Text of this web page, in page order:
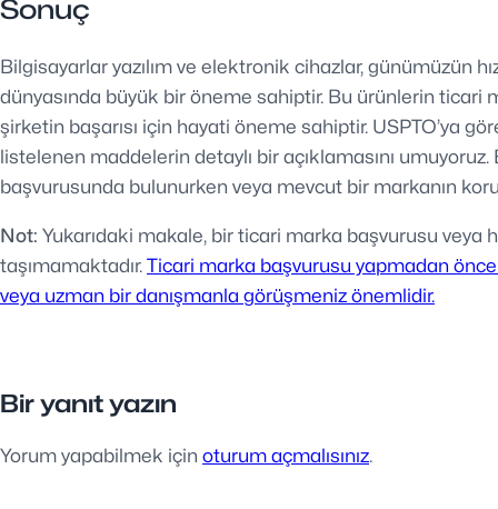
Sonuç
Bilgisayarlar yazılım ve elektronik cihazlar, günümüzün
dünyasında büyük bir öneme sahiptir. Bu ürünlerin ticari
şirketin başarısı için hayati öneme sahiptir. USPTO’ya
listelenen maddelerin detaylı bir açıklamasını
başvurusunda bulunurken veya mevcut bir markanın
Not: Yukarıdaki makale, bir ticari marka başvurusu veya
taşımamaktadır. Ticari marka başvurusu yapmadan
veya uzman bir danışmanla görüşmeniz önemlidir.
Bir yanıt yazın
Yorum yapabilmek için oturum açmalısınız.